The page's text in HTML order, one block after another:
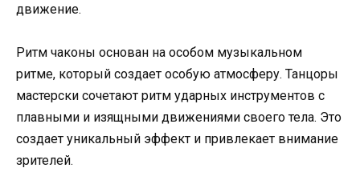
движение.
Ритм чаконы основан на особом музыкальном
ритме, который создает особую атмосферу. Танцоры
мастерски сочетают ритм ударных инструментов с
плавными и изящными движениями своего тела. Это
создает уникальный эффект и привлекает внимание
зрителей.